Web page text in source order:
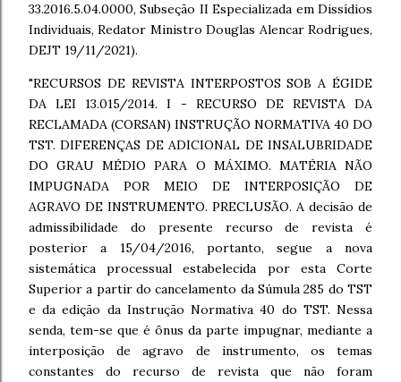
33.2016.5.04.0000, Subseção II Especializada em Dissídios
Individuais, Redator Ministro Douglas Alencar Rodrigues,
DEJT 19/11/2021).
"RECURSOS DE REVISTA INTERPOSTOS SOB A ÉGIDE
DA LEI 13.015/2014. I - RECURSO DE REVISTA DA
RECLAMADA (CORSAN) INSTRUÇÃO NORMATIVA 40 DO
TST. DIFERENÇAS DE ADICIONAL DE INSALUBRIDADE
DO GRAU MÉDIO PARA O MÁXIMO. MATÉRIA NÃO
IMPUGNADA POR MEIO DE INTERPOSIÇÃO DE
AGRAVO DE INSTRUMENTO. PRECLUSÃO. A decisão de
admissibilidade do presente recurso de revista é
posterior a 15/04/2016, portanto, segue a nova
sistemática processual estabelecida por esta Corte
Superior a partir do cancelamento da Súmula 285 do TST
e da edição da Instrução Normativa 40 do TST. Nessa
senda, tem-se que é ônus da parte impugnar, mediante a
interposição de agravo de instrumento, os temas
constantes do recurso de revista que não foram